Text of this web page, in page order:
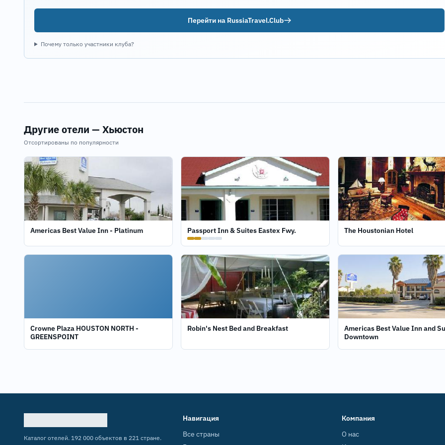
Перейти на RussiaTravel.Club
Почему только участники клуба?
Другие отели — Хьюстон
Отсортированы по популярности
Americas Best Value Inn - Platinum Passport Inn & Suites Eastex Fwy. The Houstonian Hotel
Crowne Plaza HOUSTON NORTH -
GREENSPOINT
Robin's Nest Bed and Breakfast
Americas Best Value Inn and
Downtown
Каталог отелей. 192 000 объектов в 221 стране.
Навигация
Все страны
Компания
О нас